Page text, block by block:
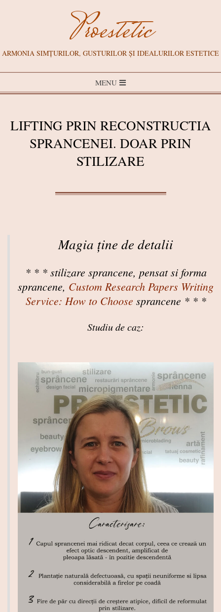
Proestetic
ARMONIA SIMȚURILOR, GUSTURILOR ȘI IDEALURILOR ESTETICE
Navigation
MENU
LIFTING PRIN RECONSTRUCTIA
SPRANCENEI. DOAR PRIN
STILIZARE
Magia ține de detalii
* * * stilizare sprancene, pensat si forma
sprancene, Custom Research Papers Writing
Service: How to Choose sprancene * * *
Studiu de caz: